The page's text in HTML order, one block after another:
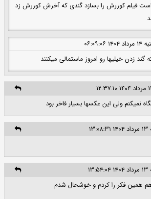
فیلم کوررش را بسازد گندی که آخرش کوررش زد
۰۶:۰۹:۰۶
گند زدن خیلیها رو امروز ماستمالی میکنند
نمیکنم ولی این عکسها بسیار فاخر بود
همین فکر را کردم و خوشحال شدم